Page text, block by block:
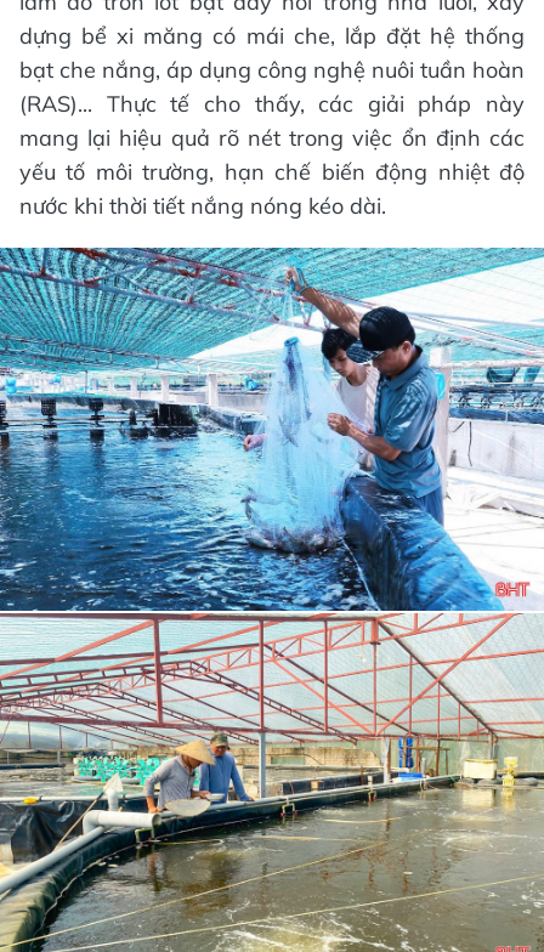
dựng bể xi măng có mái che, lắp đặt hệ thống
bạt che nắng, áp dụng công nghệ nuôi tuần hoàn
(RAS)... Thực tế cho thấy, các giải pháp này
mang lại hiệu quả rõ nét trong việc ổn định các
yếu tố môi trường, hạn chế biến động nhiệt độ
nước khi thời tiết nắng nóng kéo dài.